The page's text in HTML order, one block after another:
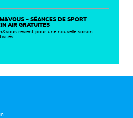
– SÉANCES DE SPORT
AIR GRATUITES
revient pour une nouvelle saison